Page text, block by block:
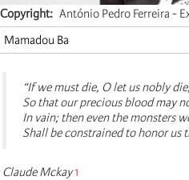
Copyright
António Pedro Ferreira -
Mamadou Ba
“If we must die, O let us nobly die,
So that our precious blood may
In vain; then even the monsters
Shall be constrained to honor us
Claude Mckay1